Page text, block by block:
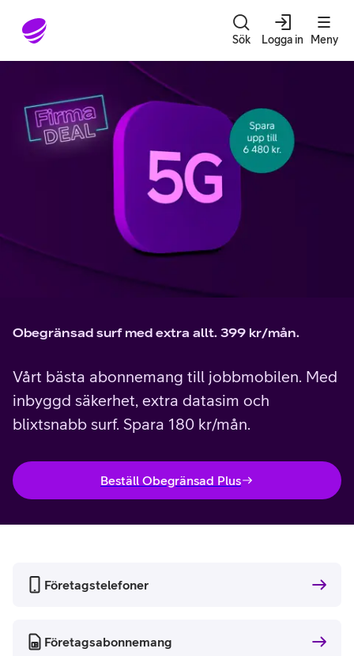
Gå till sidans innehåll
Sök Logga in Meny
Obegränsad surf med extra allt. 399 kr/mån.
Vårt bästa abonnemang till jobbmobilen. Med
inbyggd säkerhet, extra datasim och
blixtsnabb surf. Spara 180 kr/mån.
Beställ Obegränsad Plus
Företagstelefoner
Företagsabonnemang